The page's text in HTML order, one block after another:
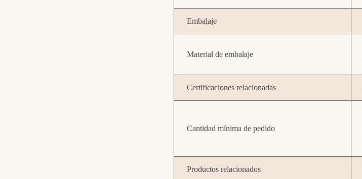
Embalaje
Material de embalaje
Certificaciones relacionadas
Cantidad mínima de pedido
Productos relacionados